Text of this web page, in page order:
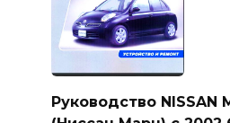
Руководство NISSAN